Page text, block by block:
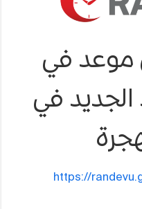
موعد في
الجديد في
https://